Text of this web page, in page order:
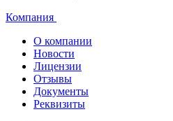
Компания
О компании
Новости
Лицензии
Отзывы
Документы
Реквизиты